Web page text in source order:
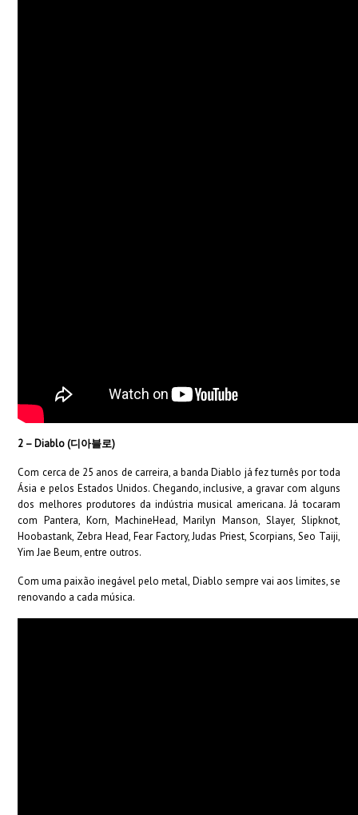
2 – Diablo (디아블로)
Com cerca de 25 anos de carreira, a banda Diablo já fez turnês por toda
Ásia e pelos Estados Unidos. Chegando, inclusive, a gravar com alguns
dos melhores produtores da indústria musical americana. Já tocaram
com Pantera, Korn, MachineHead, Marilyn Manson, Slayer, Slipknot,
Hoobastank, Zebra Head, Fear Factory, Judas Priest, Scorpians, Seo Taiji,
Yim Jae Beum, entre outros.
Com uma paixão inegável pelo metal, Diablo sempre vai aos limites, se
renovando a cada música.